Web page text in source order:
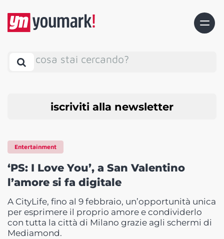
cosa stai cercando?
iscriviti alla newsletter
Entertainment
‘PS: I Love You’, a San Valentino
l’amore si fa digitale
A CityLife, fino al 9 febbraio, un’opportunità unica
per esprimere il proprio amore e condividerlo
con tutta la città di Milano grazie agli schermi di
Mediamond.